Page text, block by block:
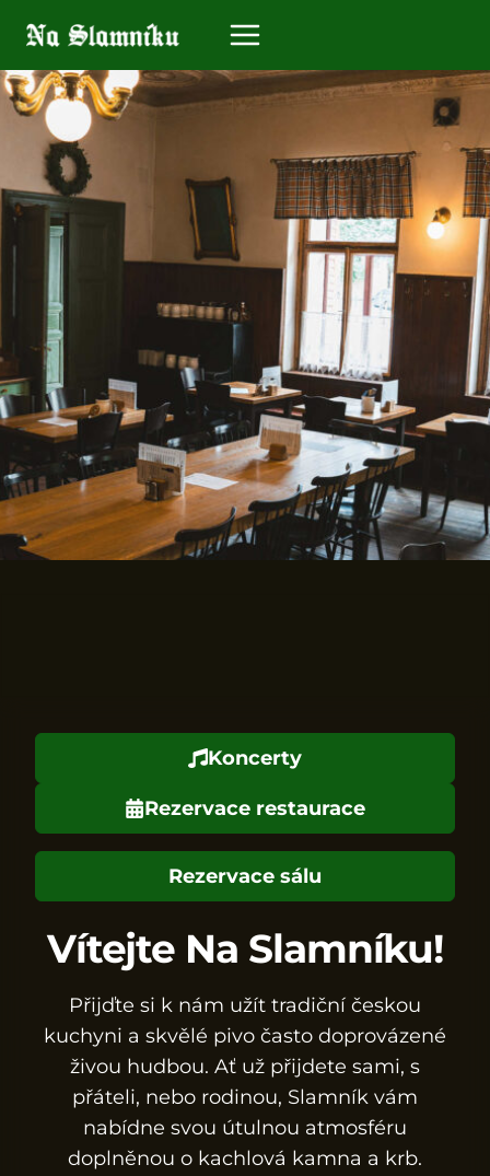
obsah
Koncerty
Rezervace restaurace
Rezervace sálu
Vítejte Na Slamníku!
Přijďte si k nám užít tradiční českou
kuchyni a skvělé pivo často doprovázené
živou hudbou. Ať už přijdete sami, s
přáteli, nebo rodinou, Slamník vám
nabídne svou útulnou atmosféru
doplněnou o kachlová kamna a krb.